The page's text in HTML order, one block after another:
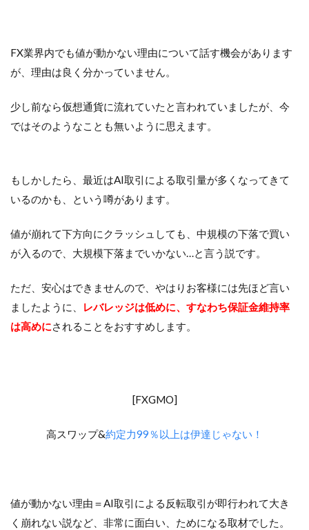
FX業界内でも値が動かない理由について話す機会があります
が、理由は良く分かっていません。
少し前なら仮想通貨に流れていたと言われていましたが、今
ではそのようなことも無いように思えます。
もしかしたら、最近はAI取引による取引量が多くなってきて
いるのかも、という噂があります。
値が崩れて下方向にクラッシュしても、中規模の下落で買い
が入るので、大規模下落までいかない…と言う説です。
ただ、安心はできませんので、やはりお客様には先ほど言い
ましたように、
レバレッジは低めに、すなわち保証金維持率
は高めにされることをおすすめします。
[FXGMO]
高スワップ&約定力99％以上は伊達じゃない！
値が動かない理由＝AI取引による反転取引が即行われて大き
く崩れない説など、非常に面白い、ためになる取材でした。